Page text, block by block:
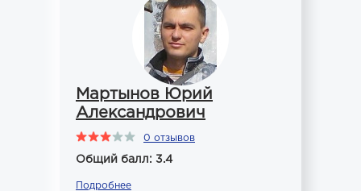
Мартынов Юрий
Александрович
0 отзывов
Общий балл: 3.4
Подробнее